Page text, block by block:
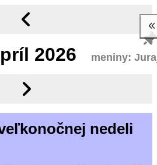
2026 meniny:
nedeli